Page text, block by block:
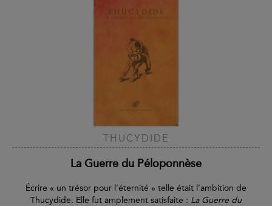
THUCYDIDE
La Guerre du Péloponnèse
Écrire « un trésor pour l’éternité » telle était l’ambition de
Thucydide. Elle fut amplement satisfaite : La Guerre du